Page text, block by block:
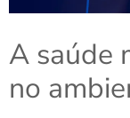
A saúde
no